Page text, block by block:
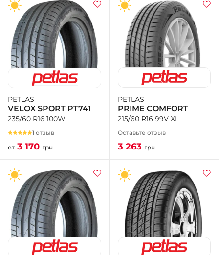
PETLAS
VELOX SPORT PT741
235/60 R16 100W
1 отзыв
от 3 170 грн
PETLAS
PRIME COMFORT
215/60 R16 99V XL
Оставьте отзыв
3 263 грн